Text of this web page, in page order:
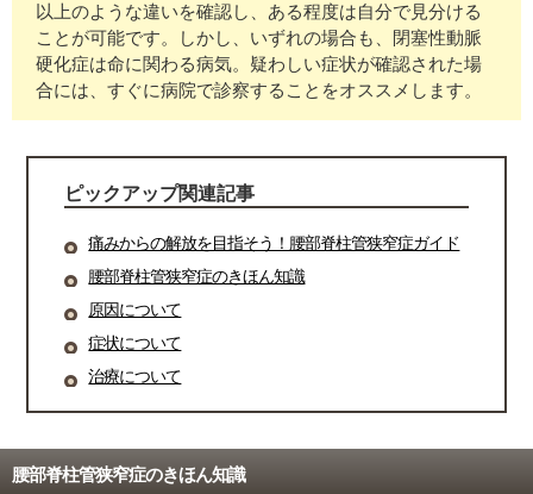
以上のような違いを確認し、ある程度は自分で見分ける
ことが可能です。しかし、いずれの場合も、閉塞性動脈
硬化症は命に関わる病気。疑わしい症状が確認された場
合には、すぐに病院で診察することをオススメします。
ピックアップ関連記事
痛みからの解放を目指そう！腰部脊柱管狭窄症ガイド
腰部脊柱管狭窄症のきほん知識
原因について
症状について
治療について
腰部脊柱管狭窄症のきほん知識